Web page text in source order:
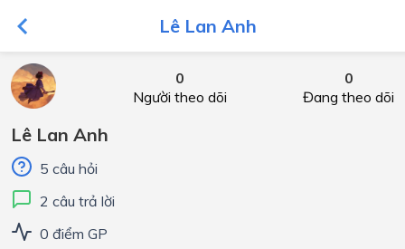
Lê Lan Anh
0
Người theo dõi
0
Đang theo dõi
Lê Lan Anh
5 câu hỏi
2 câu trả lời
0 điểm GP